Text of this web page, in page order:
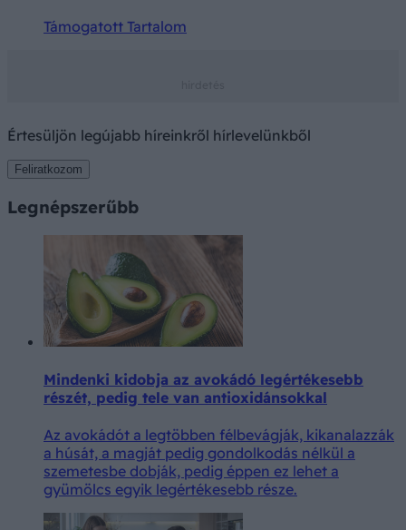
Támogatott Tartalom
Értesüljön legújabb híreinkről hírlevelünkből
Feliratkozom
Legnépszerűbb
Mindenki kidobja az avokádó legértékesebb
részét, pedig tele van antioxidánsokkal
Az avokádót a legtöbben félbevágják, kikanalazzák
a húsát, a magját pedig gondolkodás nélkül a
szemetesbe dobják, pedig éppen ez lehet a
gyümölcs egyik legértékesebb része.